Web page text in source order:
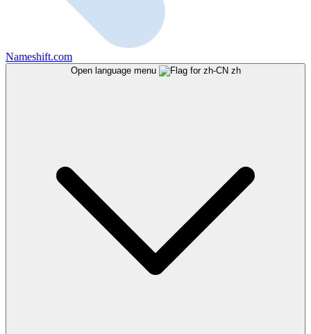
Nameshift.com
Open language menu zh